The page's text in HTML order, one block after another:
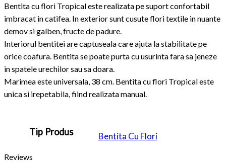
Bentita cu flori Tropical este realizata pe suport confortabil
imbracat in catifea. In exterior sunt cusute flori textile in nuante
demov si galben, fructe de padure.
Interiorul bentitei are captuseala care ajuta la stabilitate pe
orice coafura. Bentita se poate purta cu usurinta fara sa jeneze
in spatele urechilor sau sa doara.
Marimea este universala, 38 cm. Bentita cu flori Tropical este
unica si irepetabila, fiind realizata manual.
Tip Produs Bentita Cu Flori
Reviews